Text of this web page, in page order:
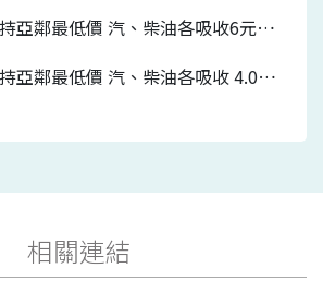
紅海危機升溫 維持亞鄰最低價 汽、柴油各吸收6元及5.7元 7/27-8/2國內汽、柴油價格各調漲0.7元及0.5元
美伊衝突升溫 維持亞鄰最低價 汽、柴油各吸收 4.0元及3.2元 7/20-7/26國內汽、柴油價格皆不調整
相關連結